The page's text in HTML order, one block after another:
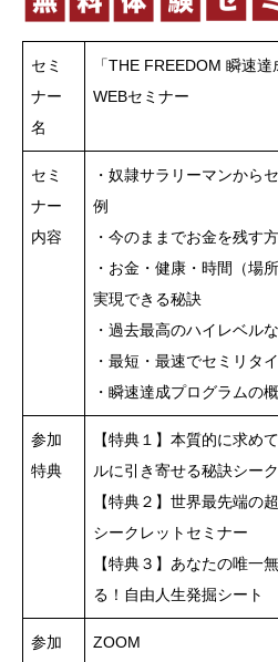
セミ
ナー
名
「THE FREEDOM 瞬速
WEBセミナー
セミ
ナー
内容
・奴隷サラリーマンから
例
・今のままでお金を残す
・お金・健康・時間（場
実現できる秘訣
・過去最高のハイレベル
・最短・最速でセミリタ
・瞬速達成プログラムの
参加
特典
【特典１】本質的に求め
ルに引き寄せる秘訣シー
【特典２】世界最先端
シークレットセミナー
【特典３】あなたの唯一
る！自由人生発掘シート
参加
ZOOM